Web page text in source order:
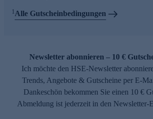
1Alle Gutscheinbedingungen
Newsletter abonnieren – 10 €
Ich möchte den HSE-Newsletter
Trends, Angebote & Gutscheine per E-
Dankeschön bekommen Sie einen 10 €
Abmeldung ist jederzeit in den Newsletter-